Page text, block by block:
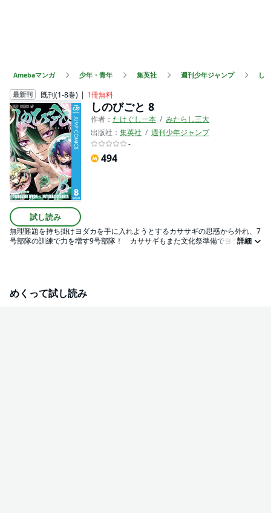
Amebaマンガ 少年・青年 集英社 週刊少年ジャンプ し
最新刊 既刊(1-8巻) 1冊無料
試し読み
しのびごと 8
作者： たけぐし一本
みたらし三大
出版社： 集英社
週刊少年ジャンプ
-
494
無理難題を持ち掛けヨダカを手に入れようとするカササギの思惑から外れ、7
号部隊の訓練で力を増す9号部隊！ カササギもまた文化祭準備でヨダカ達に
詳細
めくって試し読み